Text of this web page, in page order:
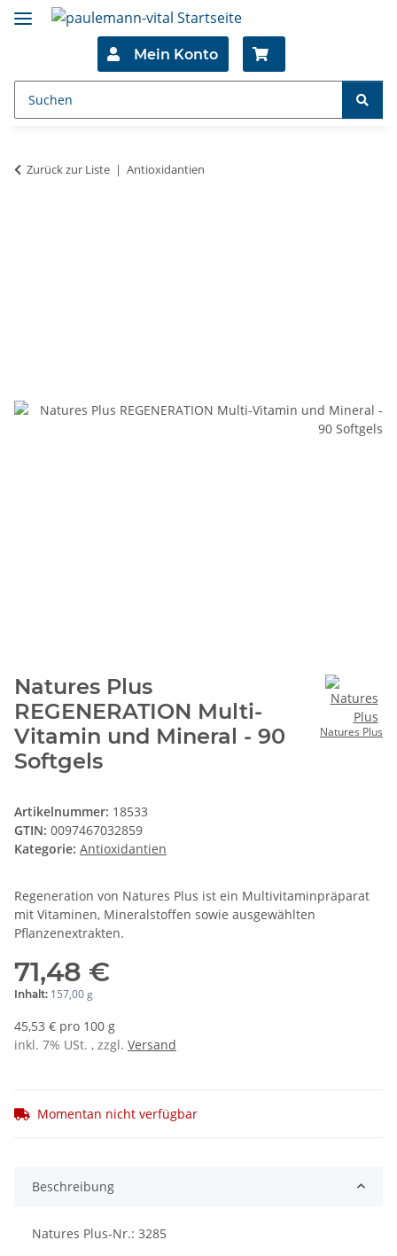
Mein Konto
Zurück zur Liste Antioxidantien
Natures Plus
Natures Plus
REGENERATION Multi-
Vitamin und Mineral - 90
Softgels
Artikelnummer: 18533
GTIN: 0097467032859
Kategorie: Antioxidantien
Regeneration von Natures Plus ist ein Multivitaminpräparat
mit Vitaminen, Mineralstoffen sowie ausgewählten
Pflanzenextrakten.
71,48 €
Inhalt: 157,00 g
45,53 € pro 100 g
inkl. 7% USt. , zzgl. Versand
Momentan nicht verfügbar
Beschreibung
Natures Plus-Nr.: 3285